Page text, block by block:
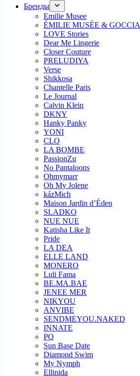
Бренды
Emilie Musee
ÉMILIE MUSÉE & GOCCIA
LOVE Stories
Dear Me Lingerie
Closer Couture
PRELUDIYA
Verse
Shikkosa
Chantelle Paris
Le Journal
Calvin Klein
DKNY
Hanky Panky
YONI
CLO
LA BOMBE
PassionZu
No Pantaloons
Ohmymarr
Oh My Jolene
kázMich
Maison Jardin d’Éden
SLADKO
NUE NUE
Katisha Like It
Pride
LA DEA
ELLE LAND
MONERO
Luli Fama
BE.MA.BAE
JENEE MER
NIKYOU
ANVIBE
SENDMEYOU.NAKED
INNATE
PQ
Sun Base Date
Diamond Swim
My Nymph
Ellinida